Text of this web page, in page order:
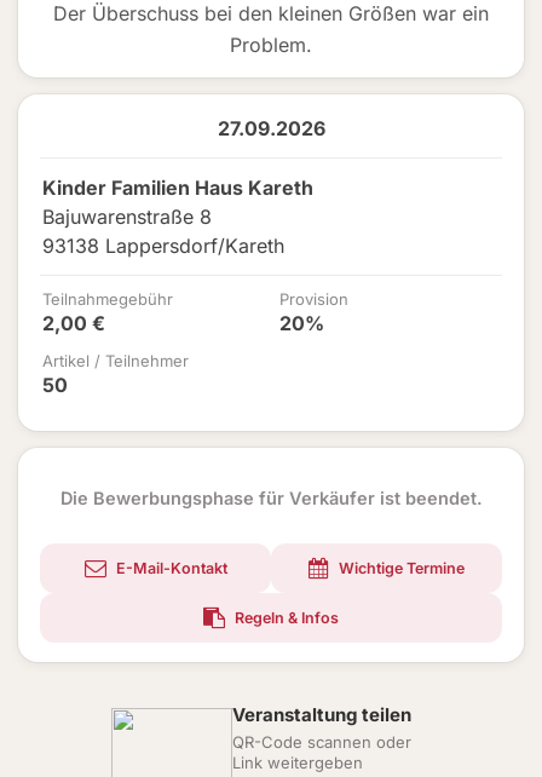
Der Überschuss bei den kleinen Größen war ein
Problem.
27.09.2026
Kinder Familien Haus Kareth
Bajuwarenstraße 8
93138 Lappersdorf/Kareth
Teilnahmegebühr
2,00 €
Provision
20%
Artikel / Teilnehmer
50
Die Bewerbungsphase für Verkäufer ist beendet.
E-Mail-Kontakt Wichtige Termine
Regeln & Infos
Veranstaltung teilen
QR-Code scannen oder
Link weitergeben